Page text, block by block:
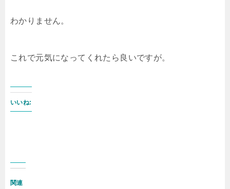
わかりません。
これで元気になってくれたら良いですが。
いいね:
関連